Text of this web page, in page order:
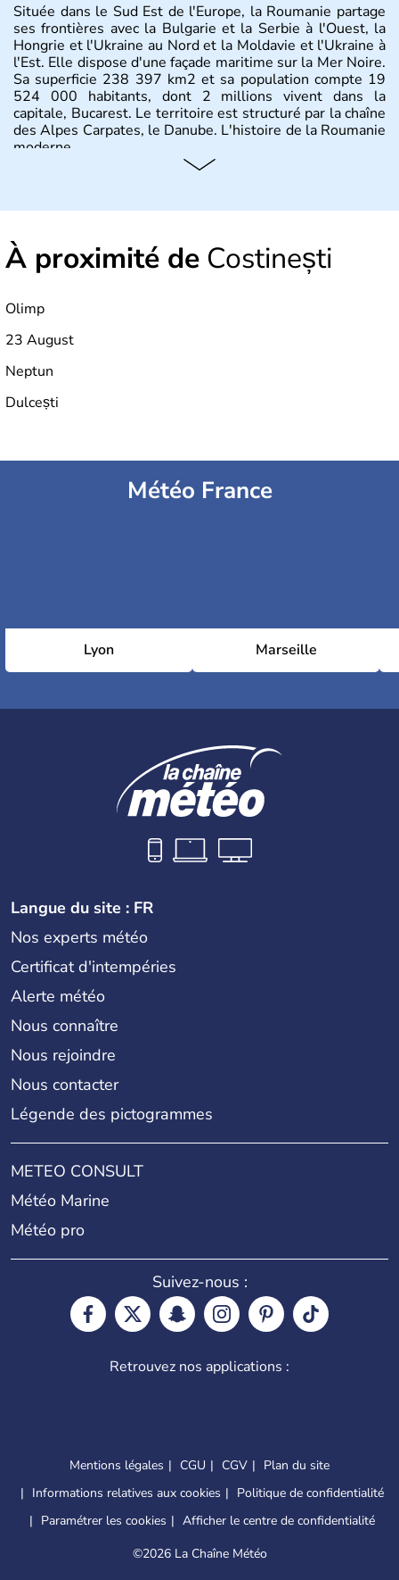
Située dans le Sud Est de l'Europe, la Roumanie partage
ses frontières avec la Bulgarie et la Serbie à l'Ouest, la
Hongrie et l'Ukraine au Nord et la Moldavie et l'Ukraine à
l'Est. Elle dispose d'une façade maritime sur la Mer Noire.
Sa superficie 238 397 km2 et sa population compte 19
524 000 habitants, dont 2 millions vivent dans la
capitale, Bucarest. Le territoire est structuré par la chaîne
des Alpes Carpates, le Danube. L'histoire de la Roumanie
moderne.
À proximité de Costinești
Olimp
23 August
Neptun
Dulcești
Météo France
Lyon Marseille
Langue du site : FR
Nos experts météo
Certificat d'intempéries
Alerte météo
Nous connaître
Nous rejoindre
Nous contacter
Légende des pictogrammes
METEO CONSULT
Météo Marine
Météo pro
Suivez-nous :
Retrouvez nos applications :
Mentions légales CGU CGV
Plan du site
Informations relatives aux cookies
Politique de confidentialité
Paramétrer les cookies
Afficher le centre de confidentialité
©2026 La Chaîne Météo